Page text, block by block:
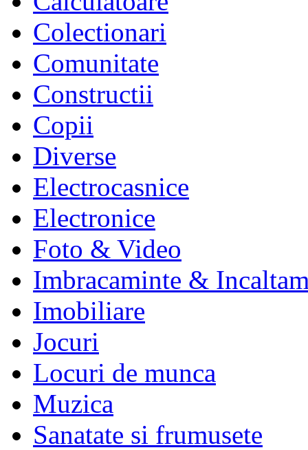
Colectionari
Comunitate
Constructii
Copii
Diverse
Electrocasnice
Electronice
Foto & Video
Imbracaminte &
Imobiliare
Jocuri
Locuri de munca
Muzica
Sanatate si frumusete